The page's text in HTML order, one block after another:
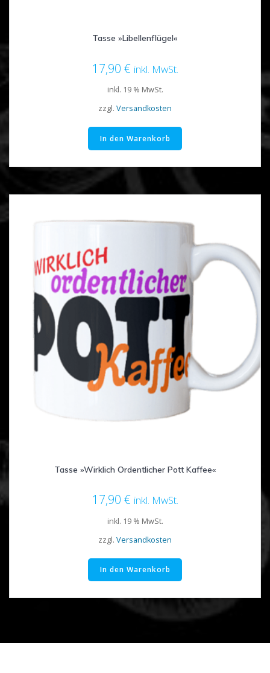
Tasse »Libellenflügel«
17,90 € inkl. MwSt.
inkl. 19 % MwSt.
zzgl. Versandkosten
In den Warenkorb
Tasse »Wirklich Ordentlicher Pott Kaffee«
17,90 € inkl. MwSt.
inkl. 19 % MwSt.
zzgl. Versandkosten
In den Warenkorb